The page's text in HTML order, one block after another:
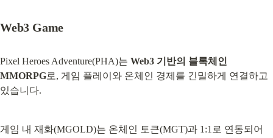
Web3 Game
Pixel Heroes Adventure(PHA)는 Web3 기반의 블록체인
MMORPG로, 게임 플레이와 온체인 경제를 긴밀하게 연결하고
있습니다.
게임 내 재화(MGOLD)는 온체인 토큰(MGT)과 1:1로 연동되어